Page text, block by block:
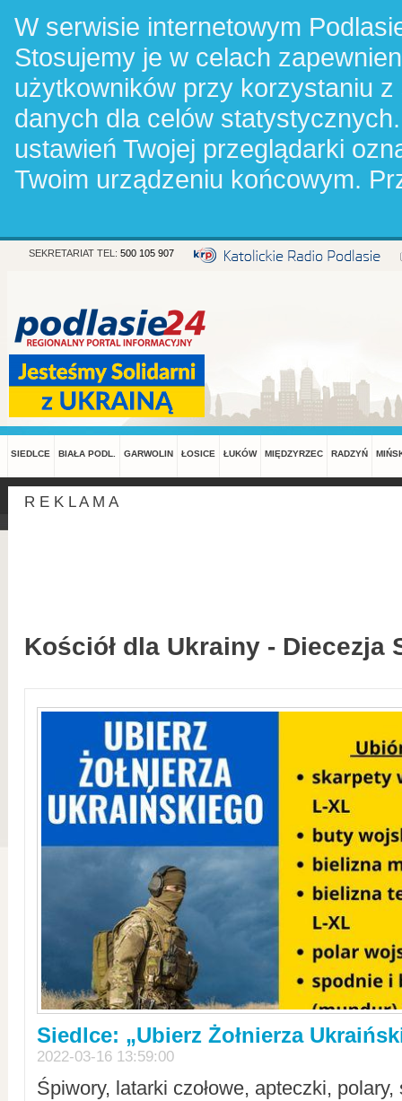
W serwisie internetowym
Stosujemy je w celach
użytkowników przy korzystaniu
danych dla celów
ustawień Twojej przeglądarki
Twoim urządzeniu końcowym.
SEKRETARIAT TEL: 500 105 907
SIEDLCE BIAŁA PODL. GARWOLIN ŁOSICE ŁUKÓW MIĘDZYRZEC RADZYŃ
R E K L A M A
Kościół dla Ukrainy - Diecezja
Siedlce: „Ubierz Żołnierza
2022-03-16 13:59:00
Śpiwory, latarki czołowe, apteczki,